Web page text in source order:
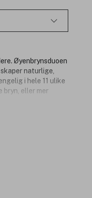
Øyenbrynsduoen
naturlige,
i hele 11 ulike
bryn, eller mer